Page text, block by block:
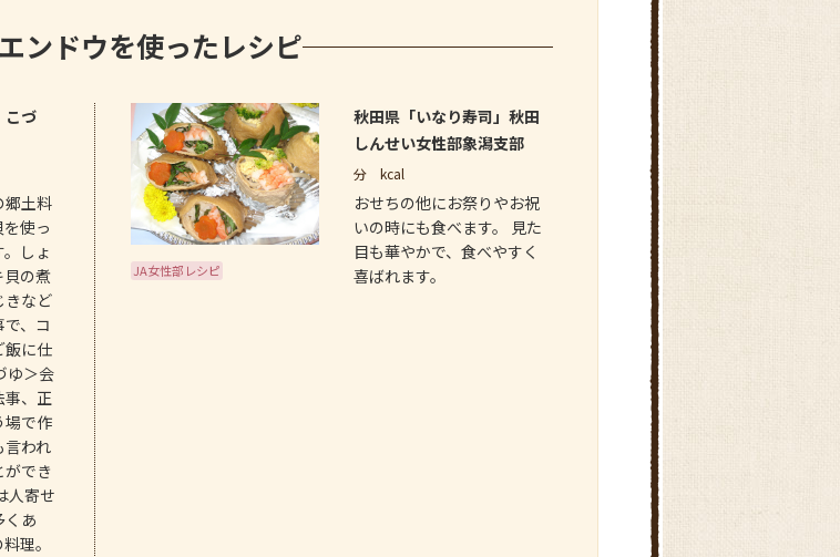
ンドウを使ったレシピ
こづ
郷土料
使っ
しょ
貝の煮
きなど
、コ
飯に仕
ゆ＞会
事、正
場で作
言われ
でき
人寄せ
くあ
理。
JA女性部レシピ
秋田県「いなり寿司」秋田
しんせい女性部象潟支部
分 kcal
おせちの他にお祭りやお祝
いの時にも食べます。 見た
目も華やかで、食べやすく
喜ばれます。